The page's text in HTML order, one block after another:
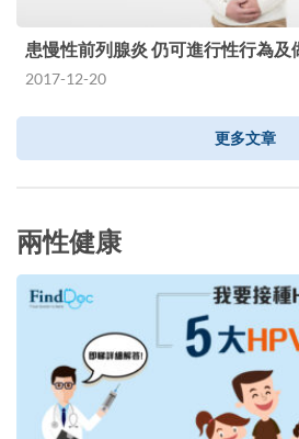
患慢性前列腺炎 仍可進行性行為及
2017-12-20
更多文章
兩性健康